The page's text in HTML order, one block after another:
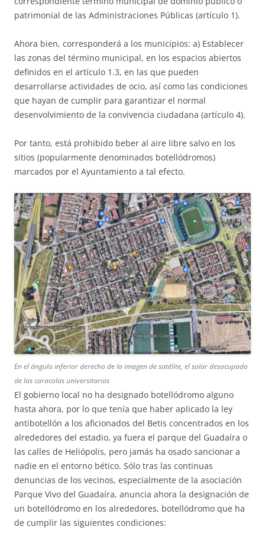
patrimonial de las Administraciones Públicas (artículo 1).
Ahora bien, corresponderá a los municipios: a) Establecer
las zonas del término municipal, en los espacios abiertos
definidos en el artículo 1.3, en las que pueden
desarrollarse actividades de ocio, así como las condiciones
que hayan de cumplir para garantizar el normal
desenvolvimiento de la convivencia ciudadana (artículo 4).
Por tanto, está prohibido beber al aire libre salvo en los
sitios (popularmente denominados botellódromos)
marcados por el Ayuntamiento a tal efecto.
En el ángulo inferior derecho de la imagen de satélite, el solar desocupado
de las caracolas universitarias
El gobierno local no ha designado botellódromo alguno
hasta ahora, por lo que tenía que haber aplicado la ley
antibotellón a los aficionados del Betis concentrados en los
alrededores del estadio, ya fuera el parque del Guadaíra o
las calles de Heliópolis, pero jamás ha osado sancionar a
nadie en el entorno bético. Sólo tras las continuas
denuncias de los vecinos, especialmente de la asociación
Parque Vivo del Guadaíra, anuncia ahora la designación de
un botellódromo en los alrededores, botellódromo que ha
de cumplir las siguientes condiciones: